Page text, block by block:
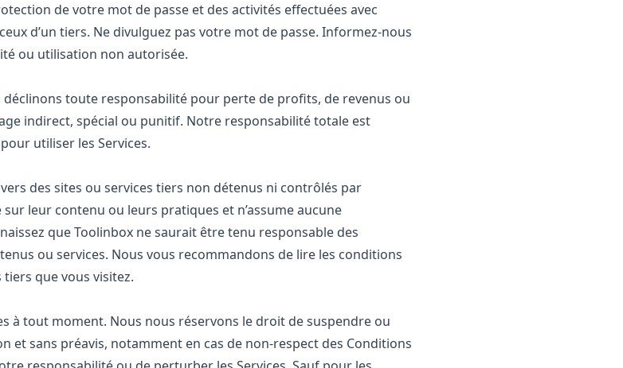
de votre mot de passe et des activités effectuées avec
d’un tiers. Ne divulguez pas votre mot de passe. Informez‑nous
ou utilisation non autorisée.
toute responsabilité pour perte de profits, de revenus ou
indirect, spécial ou punitif. Notre responsabilité totale est
utiliser les Services.
des sites ou services tiers non détenus ni contrôlés par
leur contenu ou leurs pratiques et n’assume aucune
que Toolinbox ne saurait être tenu responsable des
ou services. Nous vous recommandons de lire les conditions
que vous visitez.
à tout moment. Nous nous réservons le droit de suspendre ou
et sans préavis, notamment en cas de non‑respect des Conditions